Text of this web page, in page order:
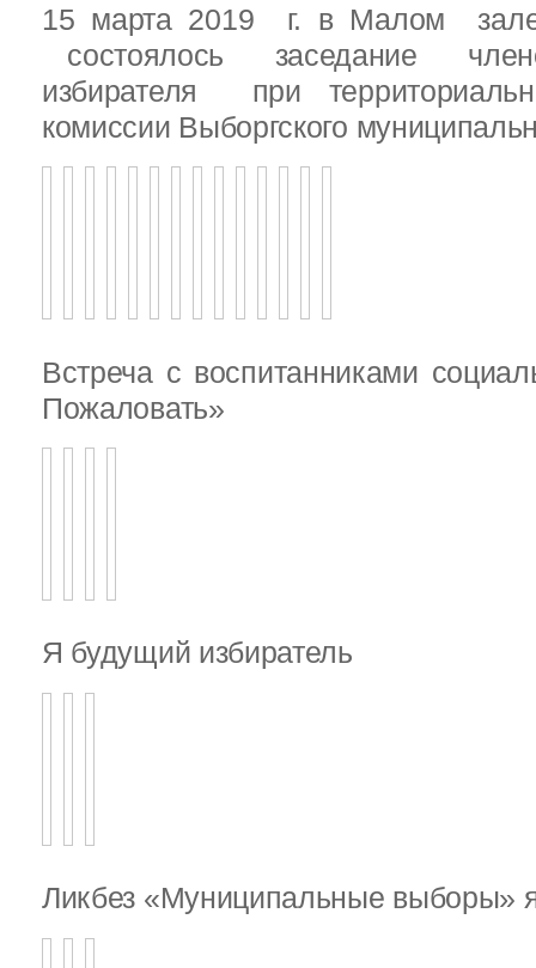
15 марта 2019 г. в Малом
состоялось заседание
избирателя при
комиссии Выборгского
Встреча с воспитанниками
Пожаловать»
Я будущий избиратель
Ликбез «Муниципальные выборы»